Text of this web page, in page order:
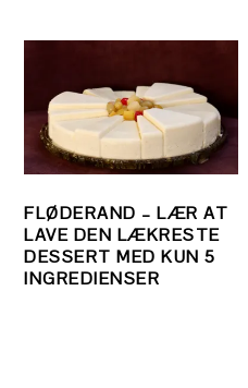
FLØDERAND – LÆR AT
LAVE DEN LÆKRESTE
DESSERT MED KUN 5
INGREDIENSER